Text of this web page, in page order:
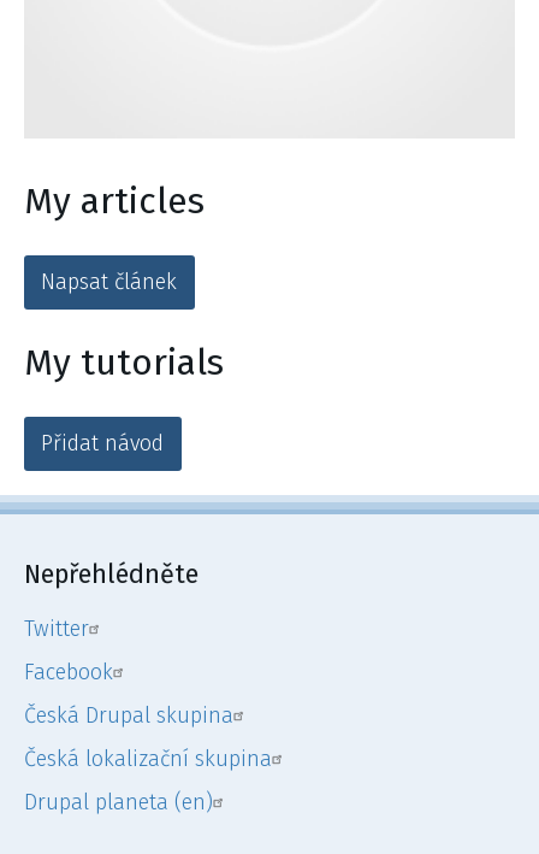
My articles
Napsat článek
My tutorials
Přidat návod
Nepřehlédněte
Twitter
Facebook
Česká Drupal skupina
Česká lokalizační skupina
Drupal planeta (en)